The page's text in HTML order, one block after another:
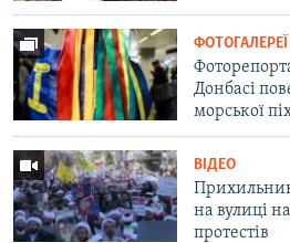
ФОТОГАЛЕРЕЇ
Донбасі
морської
ВІДЕО
на вулиці
протестів